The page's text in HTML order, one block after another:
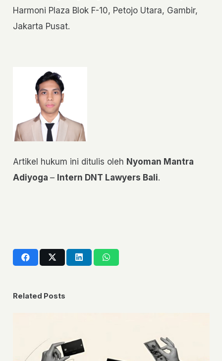
Harmoni Plaza Blok F-10, Petojo Utara, Gambir,
Jakarta Pusat.
Artikel hukum ini ditulis oleh Nyoman Mantra
Adiyoga – Intern DNT Lawyers Bali.
Related Posts